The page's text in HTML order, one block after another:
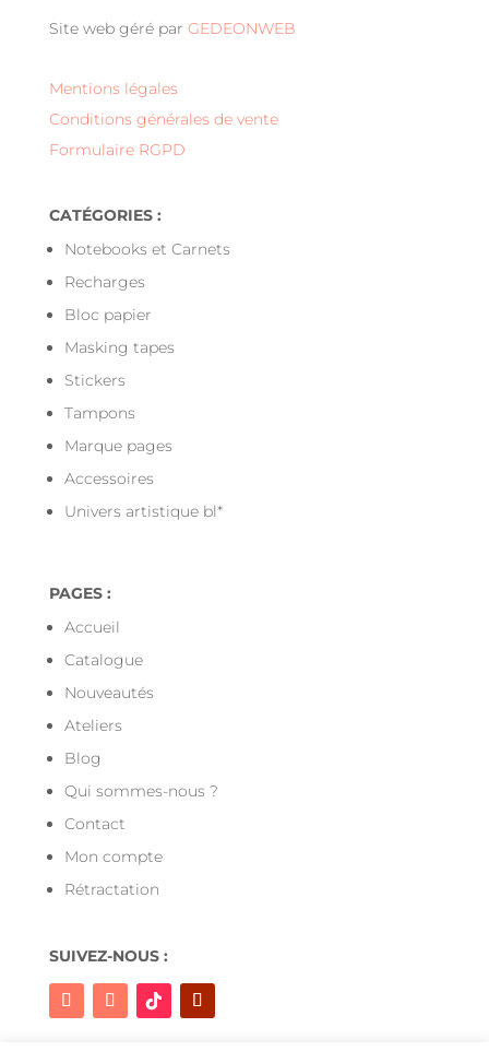
Site web géré par GEDEONWEB
Mentions légales
Conditions générales de vente
Formulaire RGPD
CATÉGORIES :
Notebooks et Carnets
Recharges
Bloc papier
Masking tapes
Stickers
Tampons
Marque pages
Accessoires
Univers artistique bl*
PAGES :
Accueil
Catalogue
Nouveautés
Ateliers
Blog
Qui sommes-nous ?
Contact
Mon compte
Rétractation
SUIVEZ-NOUS :